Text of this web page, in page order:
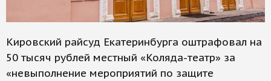
Кировский райсуд Екатеринбурга оштрафовал на
50 тысяч рублей местный «Коляда-театр» за
«невыполнение мероприятий по защите